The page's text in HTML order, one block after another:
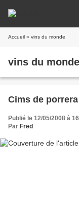
Accueil » vins du monde
vins du monde
Cims de
Publié le 12/05/2008 à
Par Fred